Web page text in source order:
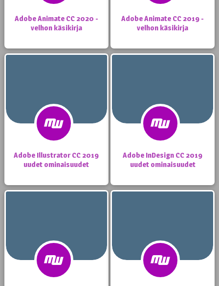
Adobe Animate CC 2020 -
velhon käsikirja
Adobe Animate CC 2019 -
velhon käsikirja
Adobe Illustrator CC 2019
uudet ominaisuudet
Adobe InDesign CC 2019
uudet ominaisuudet